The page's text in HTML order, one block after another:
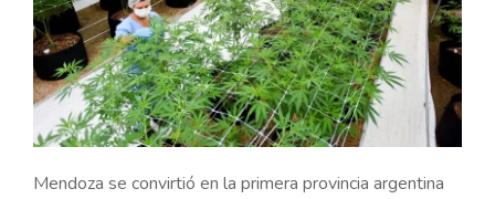
Mendoza se convirtió en la primera provincia argentina